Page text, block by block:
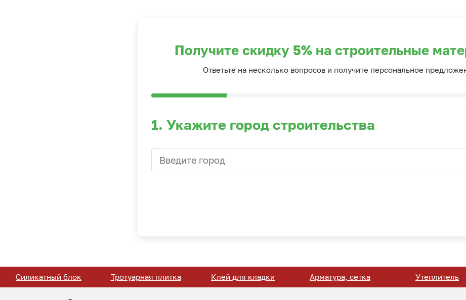
Получите скидку 5% на строительные
Ответьте на несколько вопросов и получите персональное
1. Укажите город строительства
Силикатный блок Тротуарная плитка Клей для кладки Арматура, сетка Утеплитель